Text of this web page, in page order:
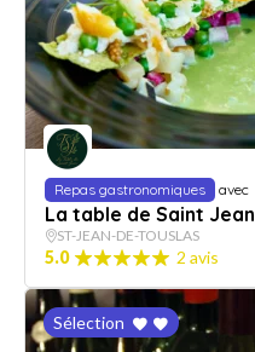
Repas gastronomiques avec
La table de Saint Jean
ST-JEAN-DE-TOUSLAS
5.0 2 avis
Sélection